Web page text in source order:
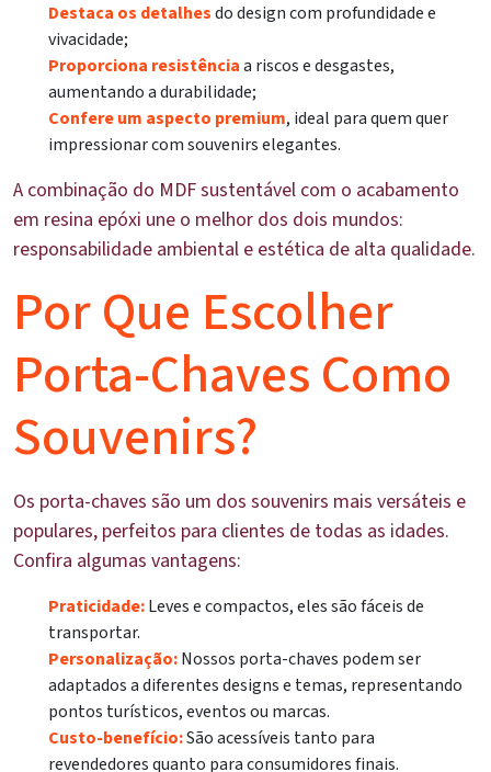
Destaca os detalhesdo design com profundidade e
vivacidade;
Proporciona resistênciaa riscos e desgastes,
aumentando a durabilidade;
Confere um aspecto premium, ideal para quem quer
impressionar com souvenirs elegantes.
A combinação do MDF sustentável com o acabamento
em resina epóxi une o melhor dos dois mundos:
responsabilidade ambiental e estética de alta qualidade.
Por Que Escolher
Porta-Chaves Como
Souvenirs?
Os porta-chaves são um dos souvenirs mais versáteis e
populares, perfeitos para clientes de todas as idades.
Confira algumas vantagens:
Praticidade:Leves e compactos, eles são fáceis de
transportar.
Personalização:Nossos porta-chaves podem ser
adaptados a diferentes designs e temas, representando
pontos turísticos, eventos ou marcas.
Custo-benefício:São acessíveis tanto para
revendedores quanto para consumidores finais.